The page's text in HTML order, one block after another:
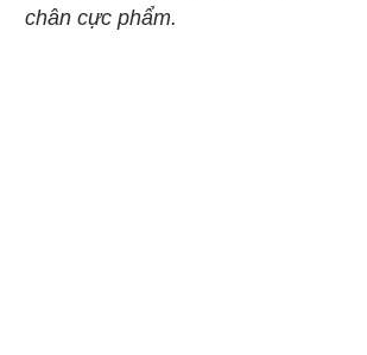
chân cực phẩm.